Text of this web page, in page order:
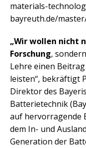
materials-
bayreuth.de/
„Wir wollen nicht
Forschung,
Lehre einen
leisten“, bekräftigt
Direktor des
Batterietechnik
auf hervorragende
dem In- und
Generation der